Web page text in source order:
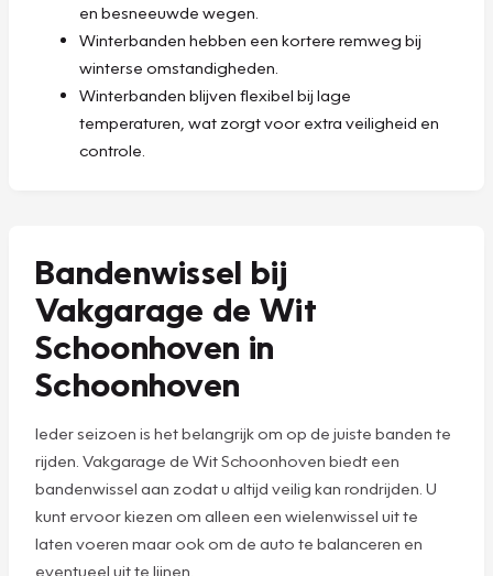
en besneeuwde wegen.
Winterbanden hebben een kortere remweg bij
winterse omstandigheden.
Winterbanden blijven flexibel bij lage
temperaturen, wat zorgt voor extra veiligheid en
controle.
Bandenwissel bij
Vakgarage de Wit
Schoonhoven in
Schoonhoven
Ieder seizoen is het belangrijk om op de juiste banden te
rijden. Vakgarage de Wit Schoonhoven biedt een
bandenwissel aan zodat u altijd veilig kan rondrijden. U
kunt ervoor kiezen om alleen een wielenwissel uit te
laten voeren maar ook om de auto te balanceren en
eventueel uit te lijnen.